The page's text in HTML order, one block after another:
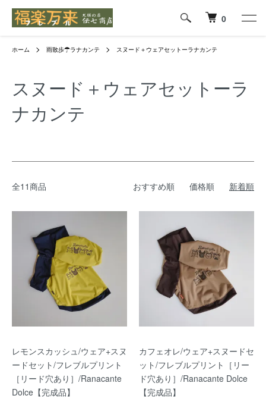
0
ホーム 雨散歩☂ラナカンテ スヌード＋ウェアセットーラナカンテ
スヌード＋ウェアセットーラ
ナカンテ
全11商品 おすすめ順 価格順 新着順
レモンスカッシュ/ウェア+スヌ
ードセット/フレブルプリント
［リード穴あり］/Ranacante
Dolce【完成品】
カフェオレ/ウェア+スヌードセ
ット/フレブルプリント［リー
ド穴あり］/Ranacante Dolce
【完成品】